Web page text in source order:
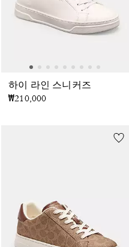
하이 라인 스니커즈
₩210,000